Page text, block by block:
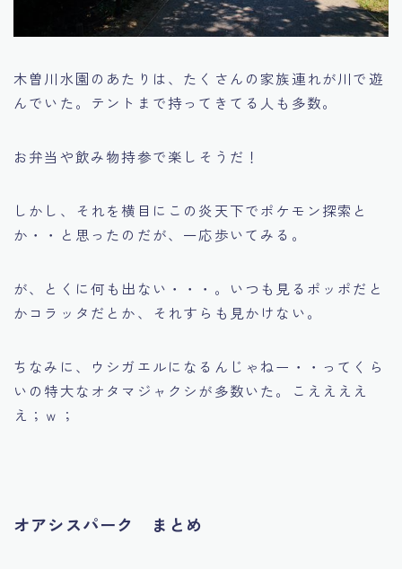
木曽川水園のあたりは、たくさんの家族連れが川で遊
んでいた。テントまで持ってきてる人も多数。
お弁当や飲み物持参で楽しそうだ！
しかし、それを横目にこの炎天下でポケモン探索と
か・・と思ったのだが、一応歩いてみる。
が、とくに何も出ない・・・。いつも見るポッポだと
かコラッタだとか、それすらも見かけない。
ちなみに、ウシガエルになるんじゃねー・・ってくら
いの特大なオタマジャクシが多数いた。こええええ
え；ｗ；
オアシスパーク まとめ